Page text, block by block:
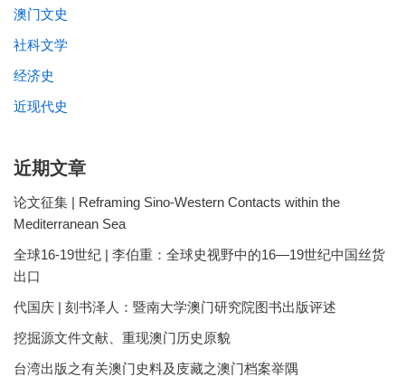
澳门文史
社科文学
经济史
近现代史
近期文章
论文征集 | Reframing Sino-Western Contacts within the
Mediterranean Sea
全球16-19世纪 | 李伯重：全球史视野中的16—19世纪中国丝货
出口
代国庆 | 刻书泽人：暨南大学澳门研究院图书出版评述
挖掘源文件文献、重现澳门历史原貌
台湾出版之有关澳门史料及庋藏之澳门档案举隅